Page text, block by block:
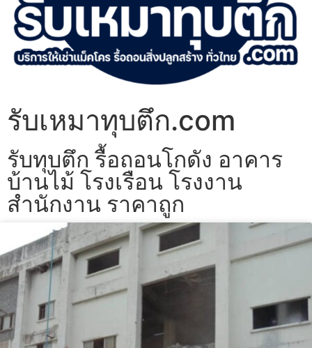
รับเหมาทุบตึก.com
รับทุบตึก รื้อถอนโกดัง อาคาร
บ้านไม้ โรงเรือน โรงงาน
สำนักงาน ราคาถูก